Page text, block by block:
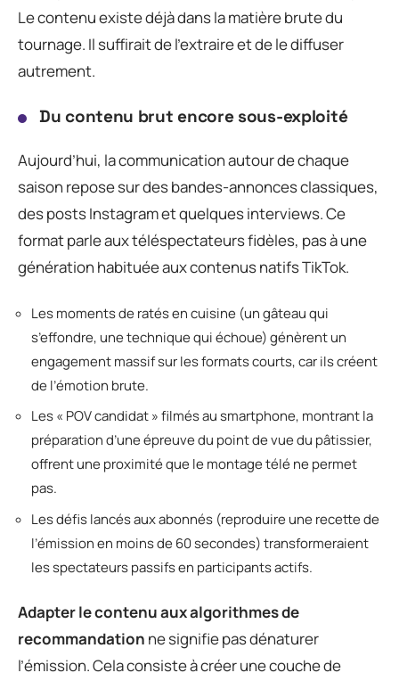
Le contenu existe déjà dans la matière brute du
tournage. Il suffirait de l’extraire et de le diffuser
autrement.
Du contenu brut encore sous-exploité
Aujourd’hui, la communication autour de chaque
saison repose sur des bandes-annonces classiques,
des posts Instagram et quelques interviews. Ce
format parle aux téléspectateurs fidèles, pas à une
génération habituée aux contenus natifs TikTok.
Les moments de ratés en cuisine (un gâteau qui
s’effondre, une technique qui échoue) génèrent un
engagement massif sur les formats courts, car ils créent
de l’émotion brute.
Les « POV candidat » filmés au smartphone, montrant la
préparation d’une épreuve du point de vue du pâtissier,
offrent une proximité que le montage télé ne permet
pas.
Les défis lancés aux abonnés (reproduire une recette de
l’émission en moins de 60 secondes) transformeraient
les spectateurs passifs en participants actifs.
Adapter le contenu aux algorithmes de
recommandation ne signifie pas dénaturer
l’émission. Cela consiste à créer une couche de